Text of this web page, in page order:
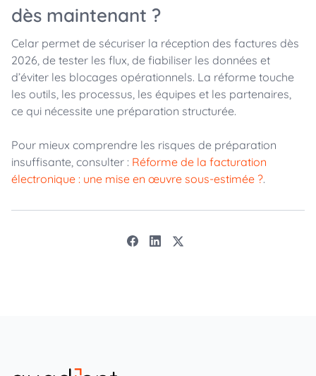
dès maintenant ?
Celar permet de sécuriser la réception des factures dès
2026, de tester les flux, de fiabiliser les données et
d’éviter les blocages opérationnels. La réforme touche
les outils, les processus, les équipes et les partenaires,
ce qui nécessite une préparation structurée.
Pour mieux comprendre les risques de préparation
insuffisante, consulter : Réforme de la facturation
électronique : une mise en œuvre sous-estimée ?.